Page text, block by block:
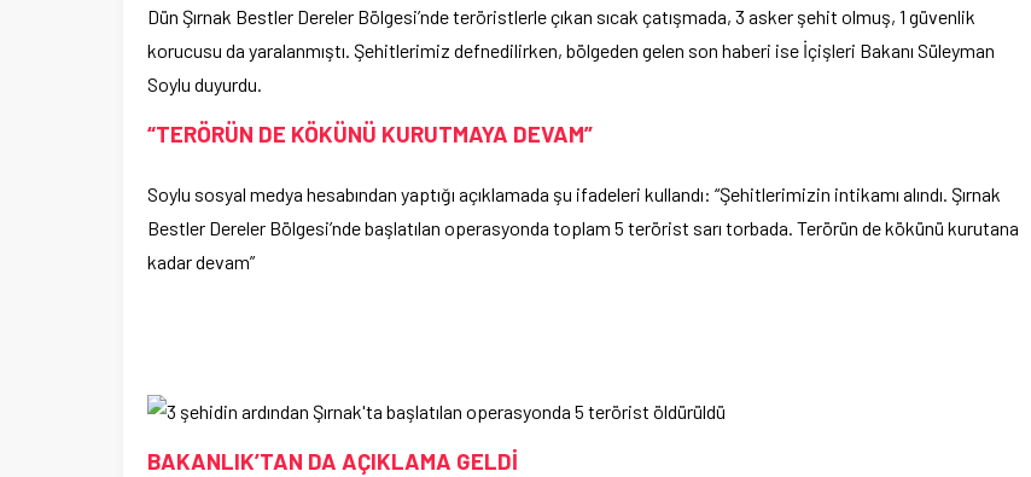
Dün Şırnak Bestler Dereler Bölgesi’nde teröristlerle çıkan sıcak çatışmada, 3 asker şehit olmuş, 1 güvenlik
korucusu da yaralanmıştı. Şehitlerimiz defnedilirken, bölgeden gelen son haberi ise İçişleri Bakanı Süleyman
Soylu duyurdu.
“TERÖRÜN DE KÖKÜNÜ KURUTMAYA DEVAM”
Soylu sosyal medya hesabından yaptığı açıklamada şu ifadeleri kullandı: “Şehitlerimizin intikamı alındı. Şırnak
Bestler Dereler Bölgesi’nde başlatılan operasyonda toplam 5 terörist sarı torbada. Terörün de kökünü kurutana
kadar devam”
BAKANLIK’TAN DA AÇIKLAMA GELDİ